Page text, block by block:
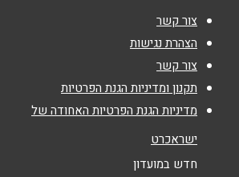
טלפון*
אנא חזרו אלי בקשר ל...
צור קשר
הצהרת נגישות
צור קשר
תקנון ומדיניות הגנת הפרטיות
מדיניות הגנת הפרטיות האחודה של
ישראכרט
חדש במועדון